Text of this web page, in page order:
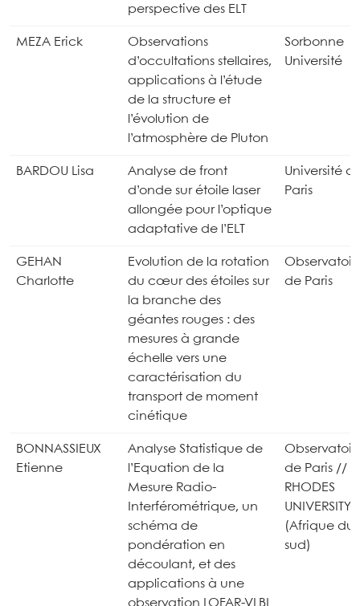
perspective des ELT
MEZA Erick
Observations
d’occultations stellaires,
applications à l’étude
de la structure et
l’évolution de
l’atmosphère de Pluton
Sorbonne
Université
BARDOU Lisa
Analyse de front
d’onde sur étoile laser
allongée pour l’optique
adaptative de l’ELT
Université
Paris
GEHAN
Charlotte
Evolution de la rotation
du cœur des étoiles sur
la branche des
géantes rouges : des
mesures à grande
échelle vers une
caractérisation du
transport de moment
cinétique
de Paris
BONNASSIEUX
Etienne
Analyse Statistique de
l’Equation de la
Mesure Radio-
Interférométrique, un
schéma de
pondération en
découlant, et des
applications à une
observation LOFAR-VLBI
de Paris //
RHODES
UNIVERSITY
(Afrique du
sud)